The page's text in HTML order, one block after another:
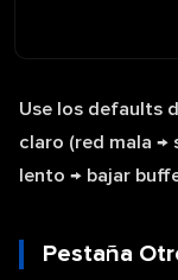
Use los defaults
claro (red mala →
lento → bajar
Pestaña